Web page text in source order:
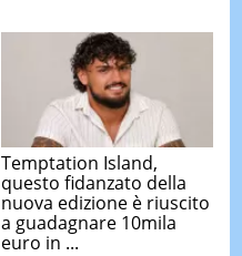
Temptation Island,
questo fidanzato della
nuova edizione è riuscito
a guadagnare 10mila
euro in ...